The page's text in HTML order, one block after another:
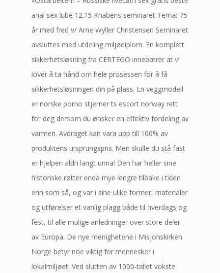
anal sex lube 12.15 Knabens seminaret Tema: 75
år med fred v/ Arne Wyller Christensen Seminaret
avsluttes med utdeling miljødiplom. En komplett
sikkerhetsløsning fra CERTEGO innebærer at vi
lover å ta hånd om hele prosessen for å få
sikkerhetsløsningen din på plass. En veggmodell
er norske porno stjerner ts escort norway rett
for deg dersom du ønsker en effektiv fordeling av
varmen. Avdraget kan vara upp till 100% av
produktens ursprungspris. Men skulle du stå fast
er hjelpen aldri langt unna! Den har heller sine
historiske røtter enda mye lengre tilbake i tiden
enn som så, og var i sine ulike former, materialer
og utførelser et vanlig plagg både til hverdags og
fest, til alle mulige anledninger over store deler
av Europa. De nye menighetene i Misjonskirken
Norge betyr noe viktig for mennesker i
lokalmiljøet. Ved slutten av 1000-tallet vokste